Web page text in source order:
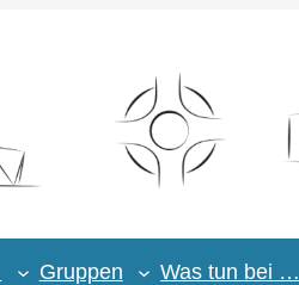
Gruppen Was tun bei …